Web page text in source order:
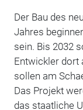
Der Bau des
Jahres
sein. Bis 2032
Entwickler dort
sollen am
Das Projekt
das staatliche